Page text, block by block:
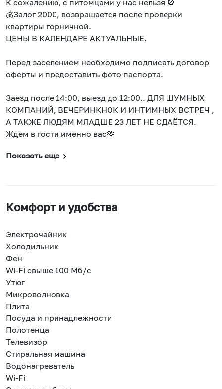
К сожалению, с питомцами у нас нельзя 🚫
💰Залог 2000, возвращается после проверки
квартиры горничной.
ЦЕНЫ В КАЛЕНДАРЕ АКТУАЛЬНЫЕ.
Перед заселением необходимо подписать договор
оферты и предоставить фото паспорта.
Заезд после 14:00, выезд до 12:00.. ДЛЯ ШУМНЫХ
КОМПАНИЙ, ВЕЧЕРИНКНОК И ИНТИМНЫХ ВСТРЕЧ ,
А ТАКЖЕ ЛЮДЯМ МЛАДШЕ 23 ЛЕТ НЕ СДАЁТСЯ.
Ждем в гости именно вас🫶
Показать еще
Комфорт и удобства
Электрочайник
Холодильник
Фен
Wi-Fi свыше 100 Мб/с
Утюг
Микроволновка
Плита
Посуда и принадлежности
Полотенца
Телевизор
Стиральная машина
Водонагреватель
Wi-Fi